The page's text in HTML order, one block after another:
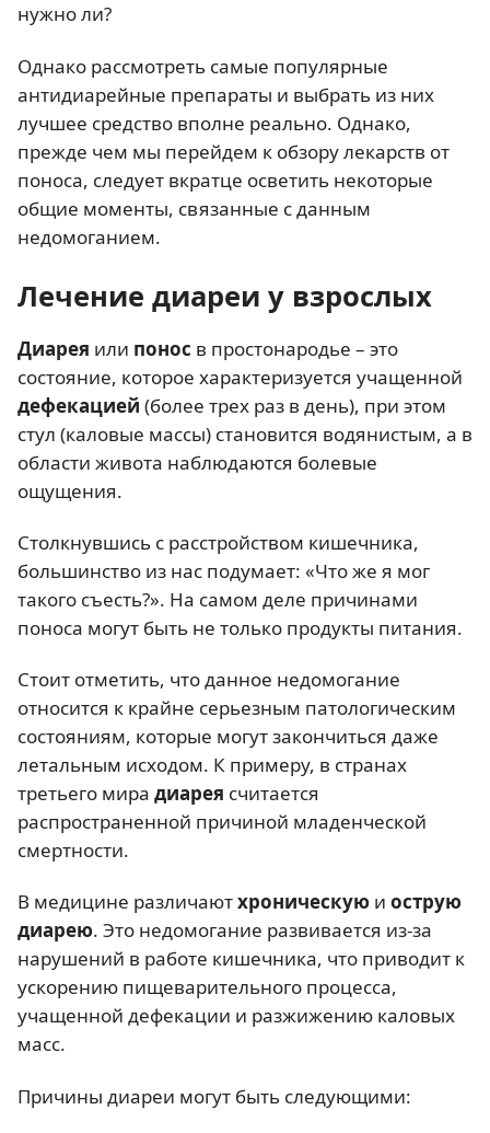
нужно ли?
Однако рассмотреть самые популярные
антидиарейные препараты и выбрать из них
лучшее средство вполне реально. Однако,
прежде чем мы перейдем к обзору лекарств от
поноса, следует вкратце осветить некоторые
общие моменты, связанные с данным
недомоганием.
Лечение диареи у взрослых
Диарея или понос в простонародье – это
состояние, которое характеризуется учащенной
дефекацией (более трех раз в день), при этом
стул (каловые массы) становится водянистым, а в
области живота наблюдаются болевые
ощущения.
Столкнувшись с расстройством кишечника,
большинство из нас подумает: «Что же я мог
такого съесть?». На самом деле причинами
поноса могут быть не только продукты питания.
Стоит отметить, что данное недомогание
относится к крайне серьезным патологическим
состояниям, которые могут закончиться даже
летальным исходом. К примеру, в странах
третьего мира диарея считается
распространенной причиной младенческой
смертности.
В медицине различаютхроническую и острую
диарею. Это недомогание развивается из-за
нарушений в работе кишечника, что приводит к
ускорению пищеварительного процесса,
учащенной дефекации и разжижению каловых
масс.
Причины диареи могут быть следующими: